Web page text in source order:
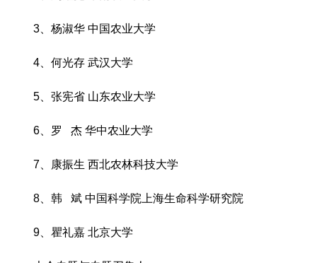
3、杨淑华 中国农业大学
4、何光存 武汉大学
5、张宪省 山东农业大学
6、罗 杰 华中农业大学
7、康振生 西北农林科技大学
8、韩 斌 中国科学院上海生命科学研究院
9、瞿礼嘉 北京大学